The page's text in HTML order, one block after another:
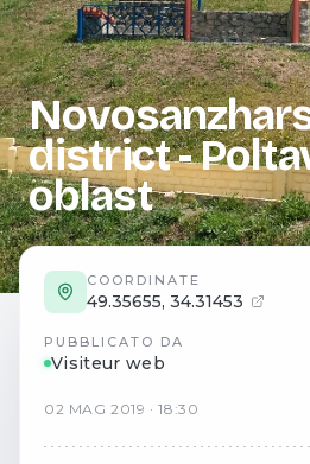
district -
oblast
COORDINATE
49.35655, 34.31453
PUBBLICATO DA
Visiteur web
02 MAG 2019 ·18:30